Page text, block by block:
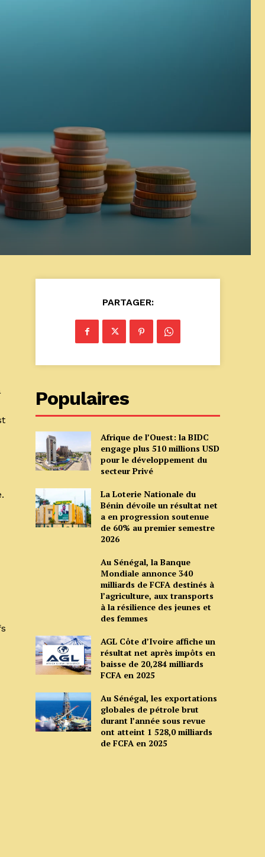
PARTAGER:
Populaires
Afrique de l’Ouest: la BIDC
engage plus 510 millions USD
pour le développement du
secteur Privé
La Loterie Nationale du
Bénin dévoile un résultat net
a en progression soutenue
de 60% au premier semestre
2026
Au Sénégal, la Banque
Mondiale annonce 340
milliards de FCFA destinés à
l’agriculture, aux transports
à la résilience des jeunes et
des femmes
AGL Côte d’Ivoire affiche un
résultat net après impôts en
baisse de 20,284 milliards
FCFA en 2025
Au Sénégal, les exportations
globales de pétrole brut
durant l’année sous revue
ont atteint 1 528,0 milliards
de FCFA en 2025